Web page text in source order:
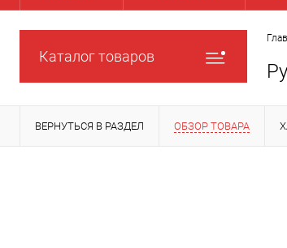
Каталог товаров
ВЕРНУТЬСЯ В РАЗДЕЛ ОБЗОР ТОВАРА